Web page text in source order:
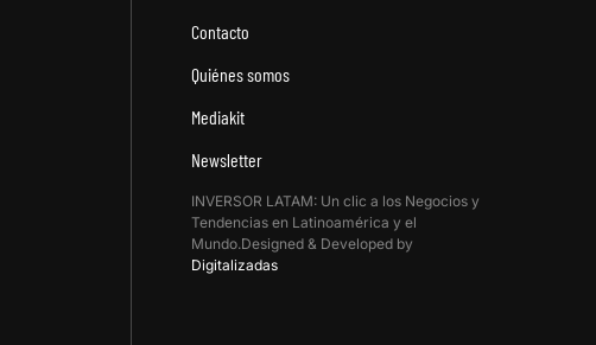
Contacto
Quiénes somos
Mediakit
Newsletter
INVERSOR LATAM: Un clic a los Negocios y
Tendencias en Latinoamérica y el
Mundo.Designed & Developed by
Digitalizadas